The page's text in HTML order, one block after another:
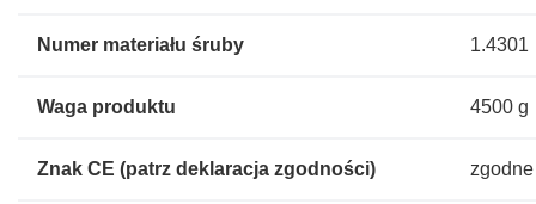
Numer materiału śruby 1.4301
Waga produktu 4500 g
Znak CE (patrz deklaracja zgodności)